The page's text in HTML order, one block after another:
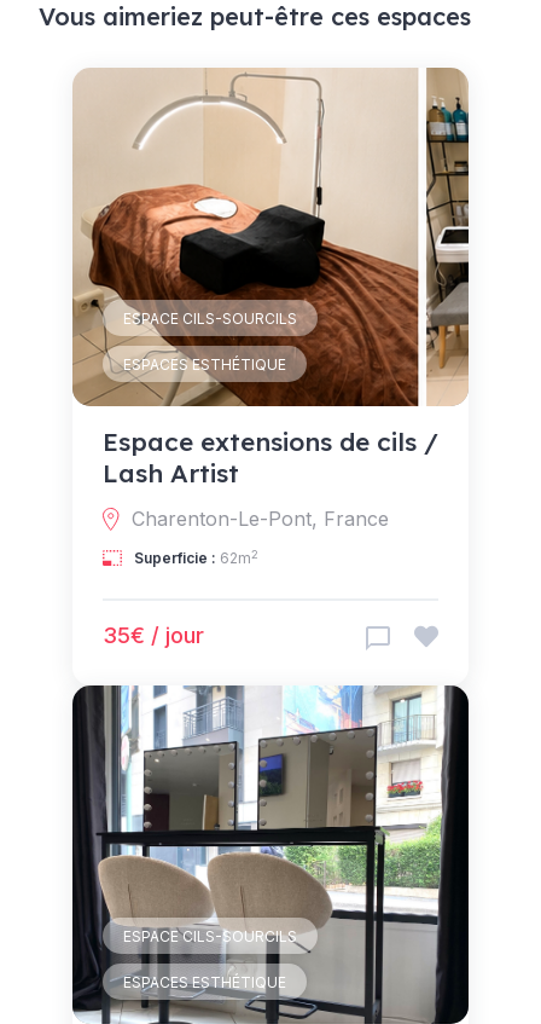
Vous aimeriez peut-être ces espaces
ESPACE CILS-SOURCILS
ESPACES ESTHÉTIQUE
Espace extensions de cils /
Lash Artist
Charenton-Le-Pont, France
Superficie : 62m2
35€ / jour
ESPACE CILS-SOURCILS
ESPACES ESTHÉTIQUE